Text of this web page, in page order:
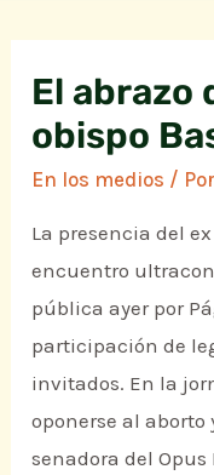
El abrazo
obispo
En los medios /
La presencia del
encuentro
pública ayer por
participación de
invitados. En la
oponerse al
senadora del